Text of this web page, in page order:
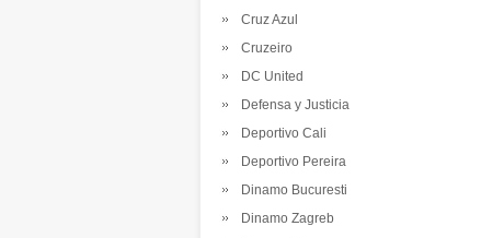
Cruz Azul
Cruzeiro
DC United
Defensa y Justicia
Deportivo Cali
Deportivo Pereira
Dinamo Bucuresti
Dinamo Zagreb